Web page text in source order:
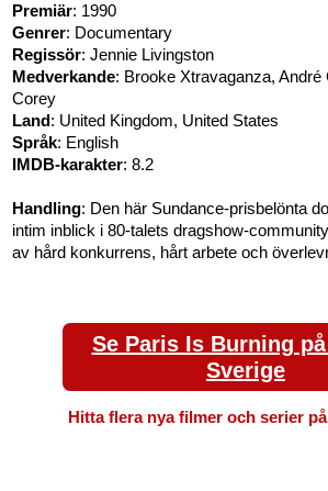
Premiär: 1990
Genrer: Documentary
Regissör: Jennie Livingston
Medverkande: Brooke Xtravaganza, André
Corey
Land: United Kingdom, United States
Språk: English
IMDB-karakter: 8.2
Handling: Den här Sundance-prisbelönta
intim inblick i 80-talets dragshow-
av hård konkurrens, hårt arbete och
Se Paris Is Burning
Sverige
Hitta flera nya filmer och serier